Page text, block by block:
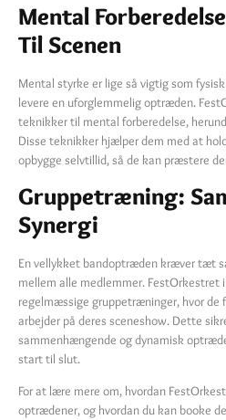
Mental
Til Scenen
Mental styrke er lige så vigtig som
levere en uforglemmelig optræden.
teknikker til mental forberedelse,
Disse teknikker hjælper dem med at
opbygge selvtillid, så de kan præstere
Gruppetræning:
Synergi
En vellykket bandoptræden kræver tæt
mellem alle medlemmer. FestOrkestret
regelmæssige gruppetræninger, hvor de
arbejder på deres sceneshow. Dette
sammenhængende og dynamisk
start til slut.
For at lære mere om, hvordan
optrædener, og hvordan du kan booke